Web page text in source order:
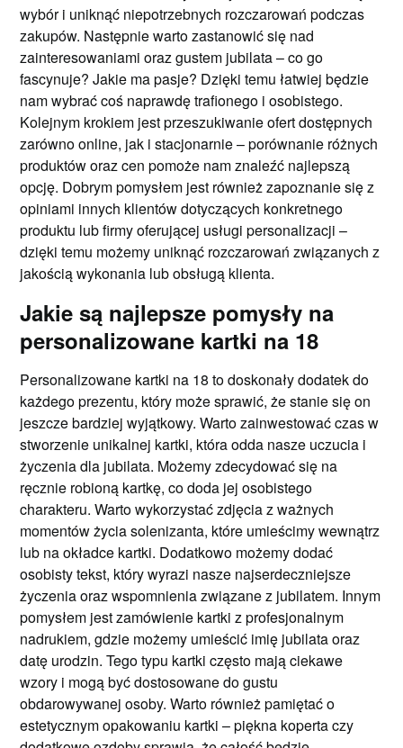
wybór i uniknąć niepotrzebnych rozczarowań podczas
zakupów. Następnie warto zastanowić się nad
zainteresowaniami oraz gustem jubilata – co go
fascynuje? Jakie ma pasje? Dzięki temu łatwiej będzie
nam wybrać coś naprawdę trafionego i osobistego.
Kolejnym krokiem jest przeszukiwanie ofert dostępnych
zarówno online, jak i stacjonarnie – porównanie różnych
produktów oraz cen pomoże nam znaleźć najlepszą
opcję. Dobrym pomysłem jest również zapoznanie się z
opiniami innych klientów dotyczących konkretnego
produktu lub firmy oferującej usługi personalizacji –
dzięki temu możemy uniknąć rozczarowań związanych z
jakością wykonania lub obsługą klienta.
Jakie są najlepsze pomysły na
personalizowane kartki na 18
Personalizowane kartki na 18 to doskonały dodatek do
każdego prezentu, który może sprawić, że stanie się on
jeszcze bardziej wyjątkowy. Warto zainwestować czas w
stworzenie unikalnej kartki, która odda nasze uczucia i
życzenia dla jubilata. Możemy zdecydować się na
ręcznie robioną kartkę, co doda jej osobistego
charakteru. Warto wykorzystać zdjęcia z ważnych
momentów życia solenizanta, które umieścimy wewnątrz
lub na okładce kartki. Dodatkowo możemy dodać
osobisty tekst, który wyrazi nasze najserdeczniejsze
życzenia oraz wspomnienia związane z jubilatem. Innym
pomysłem jest zamówienie kartki z profesjonalnym
nadrukiem, gdzie możemy umieścić imię jubilata oraz
datę urodzin. Tego typu kartki często mają ciekawe
wzory i mogą być dostosowane do gustu
obdarowywanej osoby. Warto również pamiętać o
estetycznym opakowaniu kartki – piękna koperta czy